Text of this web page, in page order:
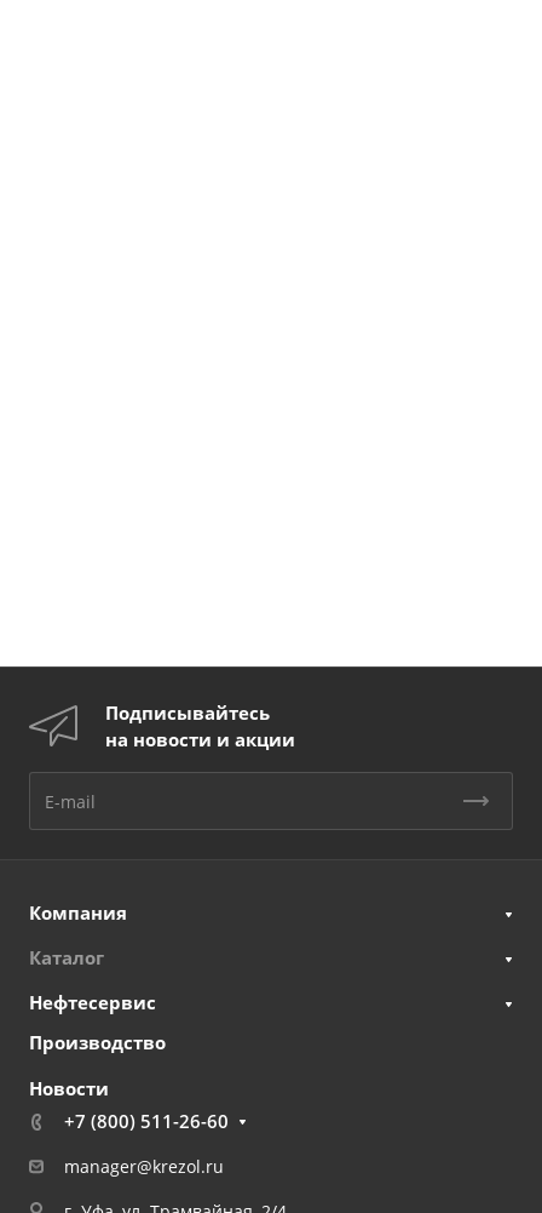
Подписывайтесь
на новости и акции
Компания
Каталог
Нефтесервис
Производство
Новости
+7 (800) 511-26-60
manager@krezol.ru